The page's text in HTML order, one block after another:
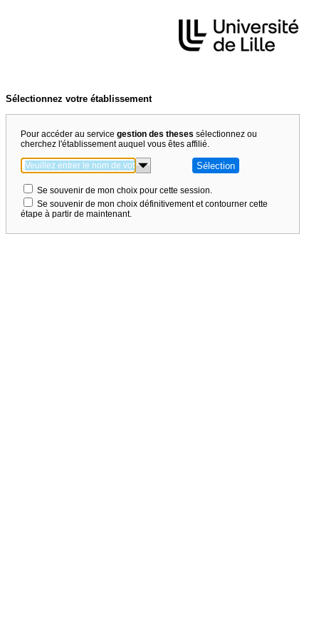
Sélectionnez votre établissement
Pour accéder au service gestion des theses sélectionnez ou
cherchez l'établissement auquel vous êtes affilié.
Se souvenir de mon choix pour cette session.
Se souvenir de mon choix définitivement et contourner cette
étape à partir de maintenant.